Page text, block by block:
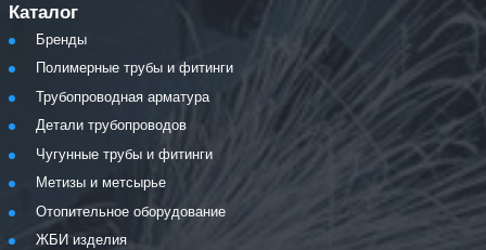
Каталог
Бренды
Полимерные трубы и фитинги
Трубопроводная арматура
Детали трубопроводов
Чугунные трубы и фитинги
Метизы и метсырье
Отопительное оборудование
ЖБИ изделия